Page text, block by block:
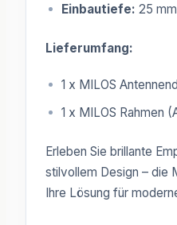
Einbautiefe: 25 mm
Lieferumfang:
1 x MILOS
1 x MILOS Rahmen
Erleben Sie brillante
stilvollem Design – die
Ihre Lösung für